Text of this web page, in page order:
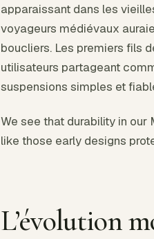
apparaissant dans les
voyageurs médiévaux
boucliers. Les premiers fils
utilisateurs partageant
suspensions simples et
We see that durability in
like those early designs
L’évolution